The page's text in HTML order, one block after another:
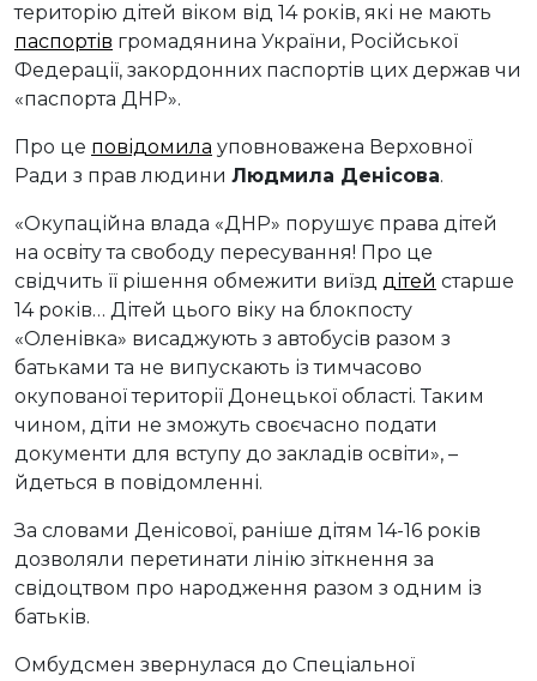
територію дітей віком від 14 років, які не мають
паспортів громадянина України, Російської
Федерації, закордонних паспортів цих держав чи
«паспорта ДНР».
Про це повідомила уповноважена Верховної
Ради з прав людини Людмила Денісова.
«Окупаційна влада «ДНР» порушує права дітей
на освіту та свободу пересування! Про це
свідчить її рішення обмежити виїзд дітей старше
14 років… Дітей цього віку на блокпосту
«Оленівка» висаджують з автобусів разом з
батьками та не випускають із тимчасово
окупованої території Донецької області. Таким
чином, діти не зможуть своєчасно подати
документи для вступу до закладів освіти», –
йдеться в повідомленні.
За словами Денісової, раніше дітям 14-16 років
дозволяли перетинати лінію зіткнення за
свідоцтвом про народження разом з одним із
батьків.
Омбудсмен звернулася до Спеціальної